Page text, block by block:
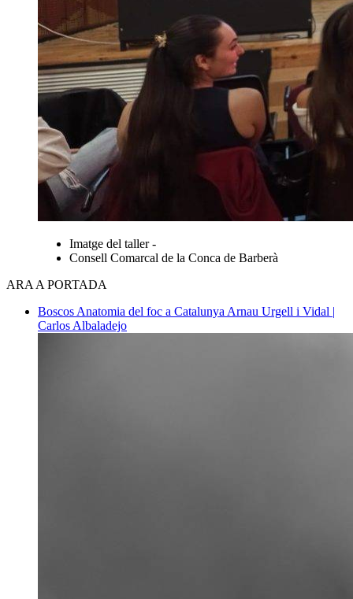
Imatge del taller -
Consell Comarcal de la Conca de Barberà
ARA A PORTADA
Boscos Anatomia del foc a Catalunya Arnau Urgell i Vidal |
Carlos Albaladejo